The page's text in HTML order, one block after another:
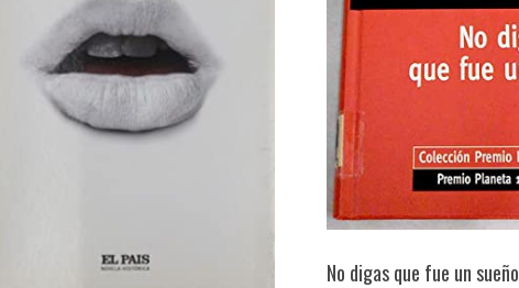
No digas que fue un sueño